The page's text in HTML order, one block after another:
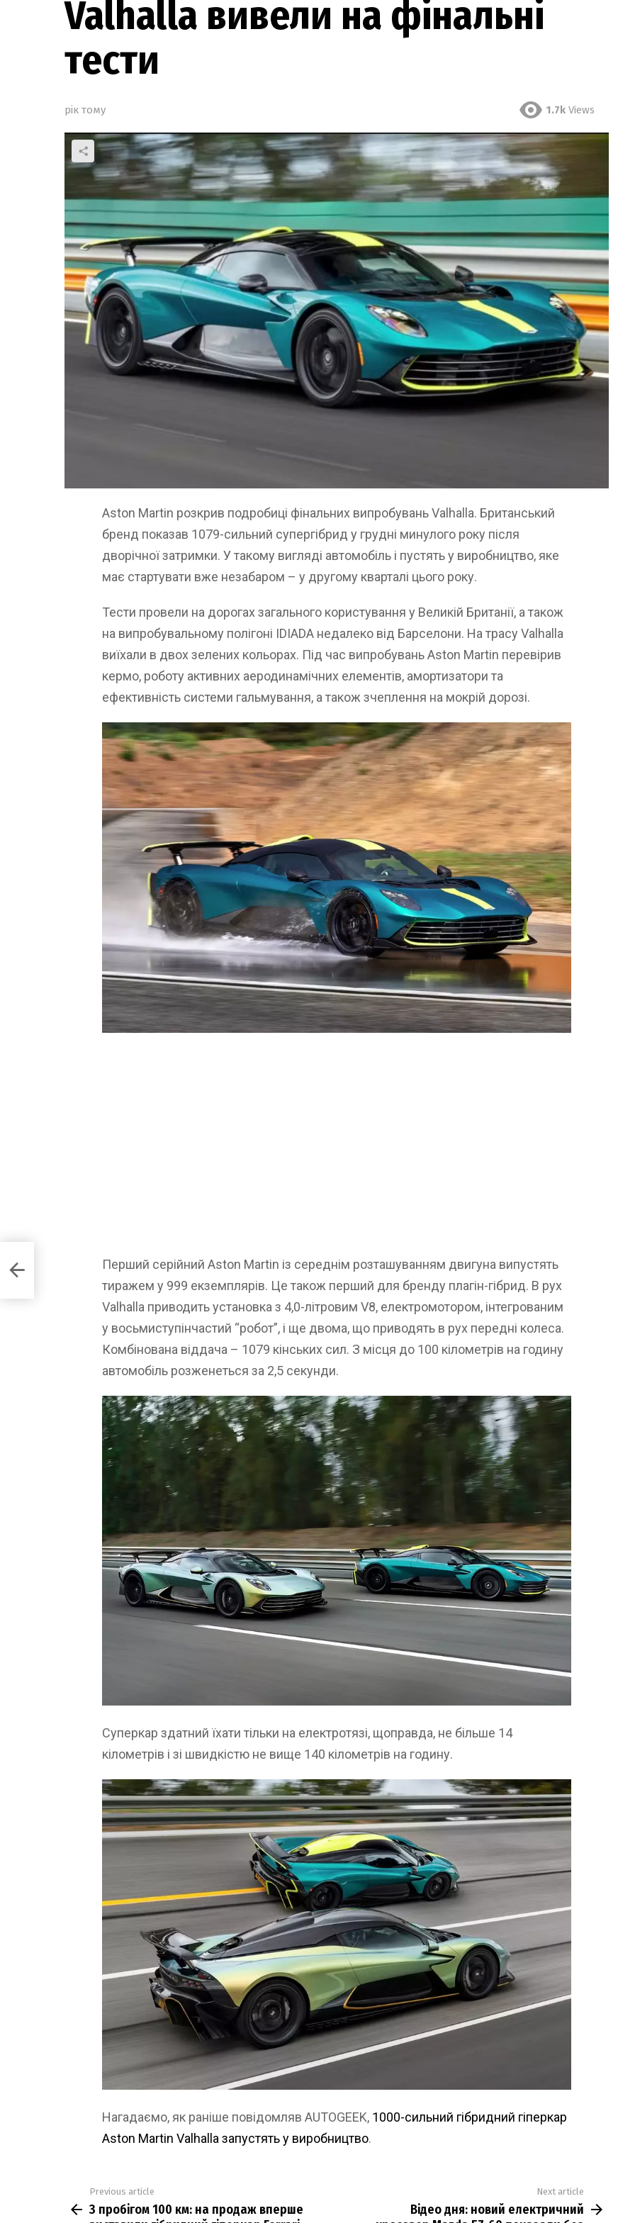
Valhalla вивели на фінальні
тести
рік тому 1.7k Views
Aston Martin розкрив подробиці фінальних випробувань Valhalla. Британський
бренд показав 1079-сильний супергібрид у грудні минулого року після
дворічної затримки. У такому вигляді автомобіль і пустять у виробництво, яке
має стартувати вже незабаром – у другому кварталі цього року.
Тести провели на дорогах загального користування у Великій Британії, а також
на випробувальному полігоні IDIADA недалеко від Барселони. На трасу Valhalla
виїхали в двох зелених кольорах. Під час випробувань Aston Martin перевірив
кермо, роботу активних аеродинамічних елементів, амортизатори та
ефективність системи гальмування, а також зчеплення на мокрій дорозі.
Перший серійний Aston Martin із середнім розташуванням двигуна випустять
тиражем у 999 екземплярів. Це також перший для бренду плагін-гібрид. В рух
Valhalla приводить установка з 4,0-літровим V8, електромотором, інтегрованим
у восьмиступінчастий “робот”, і ще двома, що приводять в рух передні колеса.
Комбінована віддача – 1079 кінських сил. З місця до 100 кілометрів на годину
автомобіль розженеться за 2,5 секунди.
Суперкар здатний їхати тільки на електротязі, щоправда, не більше 14
кілометрів і зі швидкістю не вище 140 кілометрів на годину.
Нагадаємо, як раніше повідомляв AUTOGEEK, 1000-сильний гібридний гіперкар
Aston Martin Valhalla запустять у виробництво.
more
Previous article
З пробігом 100 км: на продаж вперше
Next article
Відео дня: новий електричний